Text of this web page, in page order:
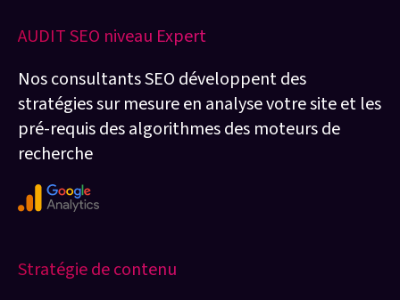
AUDIT SEO niveau Expert
Nos consultants SEO développent des
stratégies sur mesure en analyse votre site et les
pré-requis des algorithmes des moteurs de
recherche
Stratégie de contenu